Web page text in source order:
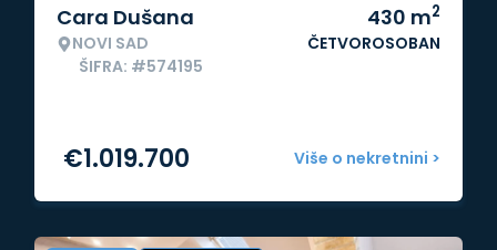
Cara Dušana
NOVI SAD
ŠIFRA: #574195
430 m2
ČETVOROSOBAN
Više o nekretnini >
€1.019.700